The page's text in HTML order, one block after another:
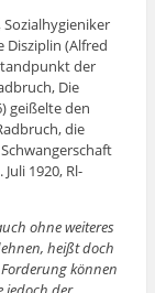
Sozialhygieniker
Disziplin (Alfred
der
Die
geißelte den
die
1920, Rl-
ohne weiteres
heißt doch
können